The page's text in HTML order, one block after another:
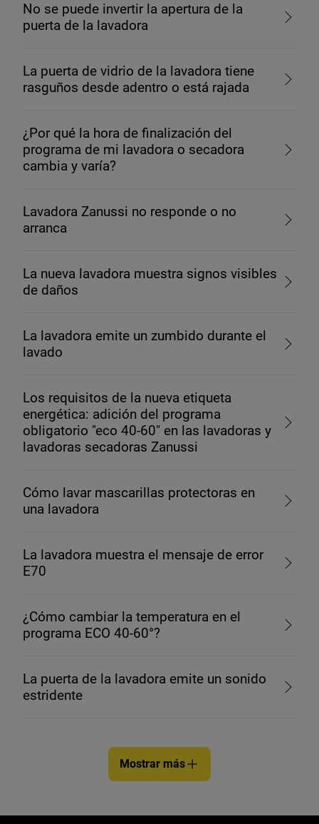
No se puede invertir la apertura de la
puerta de la lavadora
La puerta de vidrio de la lavadora tiene
rasguños desde adentro o está rajada
¿Por qué la hora de finalización del
programa de mi lavadora o secadora
cambia y varía?
Lavadora Zanussi no responde o no
arranca
La nueva lavadora muestra signos visibles
de daños
La lavadora emite un zumbido durante el
lavado
Los requisitos de la nueva etiqueta
energética: adición del programa
obligatorio "eco 40-60" en las lavadoras y
lavadoras secadoras Zanussi
Cómo lavar mascarillas protectoras en
una lavadora
La lavadora muestra el mensaje de error
E70
¿Cómo cambiar la temperatura en el
programa ECO 40-60°?
La puerta de la lavadora emite un sonido
estridente
Mostrar más